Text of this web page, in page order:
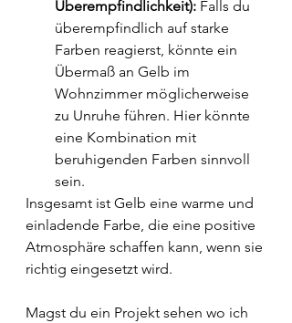
Überempfindlichkeit): Falls du
überempfindlich auf starke
Farben reagierst, könnte ein
Übermaß an Gelb im
Wohnzimmer möglicherweise
zu Unruhe führen. Hier könnte
eine Kombination mit
beruhigenden Farben sinnvoll
sein.
Insgesamt ist Gelb eine warme und
einladende Farbe, die eine positive
Atmosphäre schaffen kann, wenn sie
richtig eingesetzt wird.
Magst du ein Projekt sehen wo ich